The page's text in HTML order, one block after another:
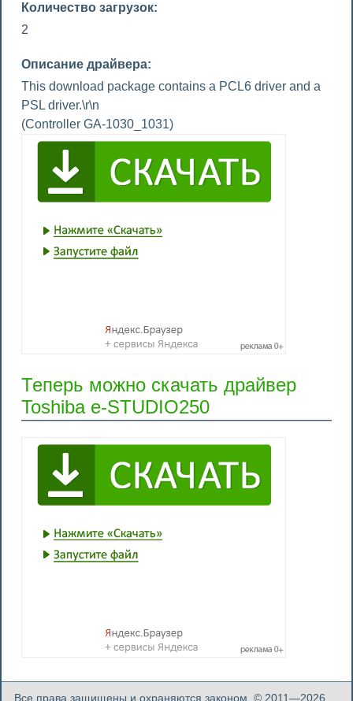
Количество загрузок:
2
Описание драйвера:
This download package contains a PCL6 driver and a
PSL driver.\r\n
(Controller GA-1030_1031)
Теперь можно скачать драйвер
Toshiba e-STUDIO250
Все права защищены и охраняются законом. © 2011—2026